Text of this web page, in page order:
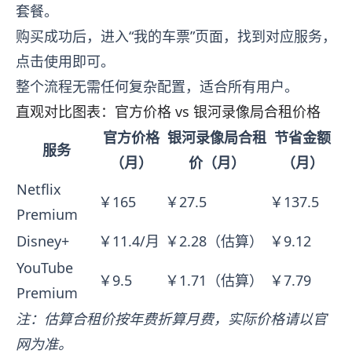
套餐。
购买成功后，进入“我的车票”页面，找到对应服务，
点击使用即可。
整个流程无需任何复杂配置，适合所有用户。
直观对比图表：官方价格 vs 银河录像局合租价格
服务
官方价格
（月）
银河录像局合租
价（月）
节省金额
（月）
Netflix
Premium
￥165 ￥27.5 ￥137.5
Disney+ ￥11.4/月 ￥2.28（估算）
￥9.12
YouTube
Premium
￥9.5 ￥1.71（估算） ￥7.79
注：估算合租价按年费折算月费，实际价格请以官
网为准。